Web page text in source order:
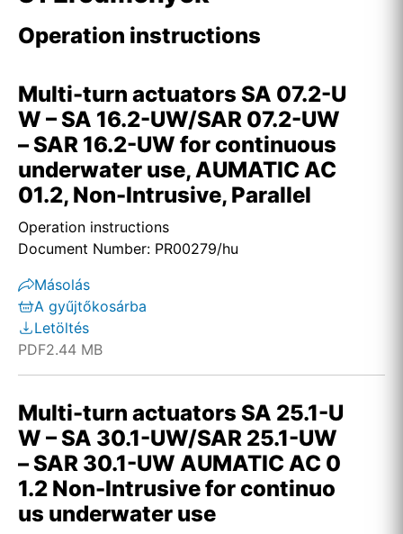
Operation instructions
Multi-turn actuators SA 07.2-U
W – SA 16.2-UW/SAR 07.2-UW
– SAR 16.2-UW for continuous
underwater use, AUMATIC AC
01.2, Non-Intrusive, Parallel
Operation instructions
Document Number: PR00279/hu
Másolás
A gyűjtőkosárba
Letöltés
PDF2.44 MB
Multi-turn actuators SA 25.1-U
W – SA 30.1-UW/SAR 25.1-UW
– SAR 30.1-UW AUMATIC AC 0
1.2 Non-Intrusive for continuo
us underwater use